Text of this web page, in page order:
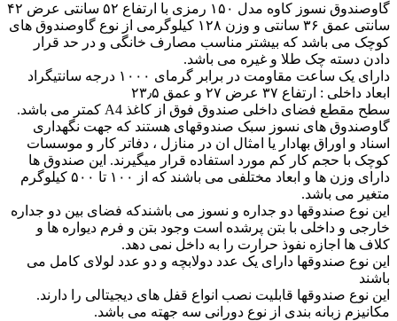
گاوصندوق نسوز کاوه مدل ۱۵۰ رمزی با ارتفاع ۵۲ سانتی عرض ۴۲
سانتی عمق ۳۶ سانتی و وزن ۱۲۸ کیلوگرمی از نوع گاوصندوق های
کوچک می باشد که بیشتر مناسب مصارف خانگی و در حد قرار
دادن دسته چک طلا و غیره می باشد.
دارای یک ساعت مقاومت در برابر گرمای ۱۰۰۰ درجه سانتیگراد
ابعاد داخلی : ارتفاع ۳۷ عرض ۲۷ و عمق ۲۳٫۵
سطح مقطع فضای داخلی صندوق فوق از کاغذ A4 کمتر می باشد.
گاوصندوق های نسوز سبک صندوقهای هستند که جهت نگهداری
اسناد و اوراق بهادار یا امثال ان در منازل ، دفاتر کار و موسسات
کوچک با حجم کار کم مورد استفاده قرار میگیرند. این صندوق ها
دارای وزن ها و ابعاد مختلفی می باشند که از ۱۰۰ تا ۵۰۰ کیلوگرم
متغیر می باشد.
این نوع صندوقها دو جداره و نسوز می باشندکه فضای بین دو جداره
خارجی و داخلی با بتن پرشده است وجود بتن و فرم دیواره ها و
کلاف ها اجازه نفوذ حرارت را به داخل نمی دهد.
این نوع صندوقها دارای یک عدد دولابچه و دو عدد لولای کامل می
باشند
این نوع صندوقها قابلیت نصب انواع قفل های دیجیتالی را دارند.
مکانیزم زبانه بندی از نوع دورانی سه جهته می باشد.